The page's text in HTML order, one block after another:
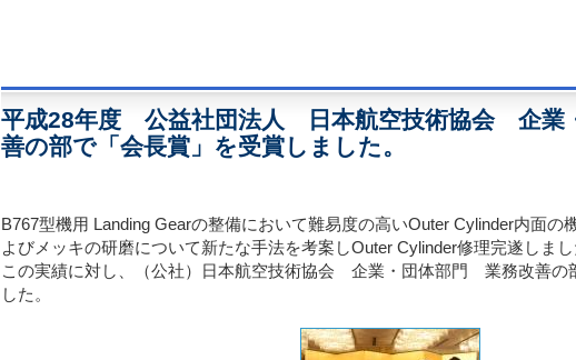
平成28年度 公益社団法人 日本航空技術協会 企業
善の部で「会長賞」を受賞しました。
B767型機用 Landing Gearの整備において難易度の高いOuter Cylinder内面の
よびメッキの研磨について新たな手法を考案しOuter Cylinder修理完遂しまし
この実績に対し、（公社）日本航空技術協会 企業・団体部門 業務改善の
した。